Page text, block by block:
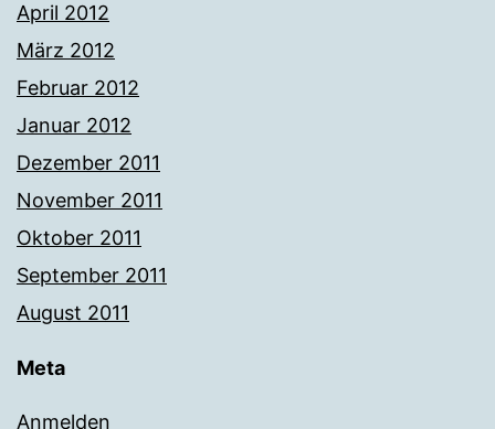
April 2012
März 2012
Februar 2012
Januar 2012
Dezember 2011
November 2011
Oktober 2011
September 2011
August 2011
Meta
Anmelden